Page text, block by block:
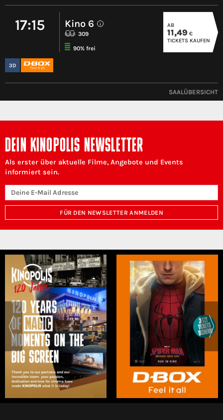
17:15 Kino 6 i
309
90% frei
3D
AB
11,49 €
TICKETS KAUFEN
SAALÜBERSICHT
DEIN KINOPOLIS NEWSLETTER
Als erster über aktuelle Filme, Angebote und Events
informiert sein.
FÜR DEN NEWSLETTER ANMELDEN